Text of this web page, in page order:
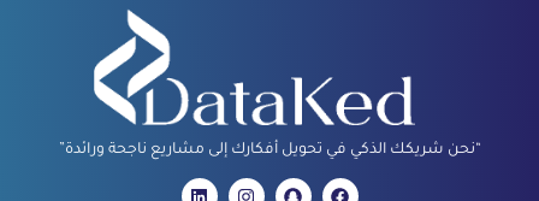
“نحن شريكك الذكي في تحويل أفكارك إلى مشاريع ناجحة ورائدة”